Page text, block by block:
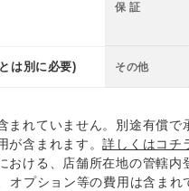
保 証
は別に必要) その他
まれていません。別途有償
が含まれます。詳しくはコチ
おける、店舗所在地の管轄
オプション等の費用は含まれ